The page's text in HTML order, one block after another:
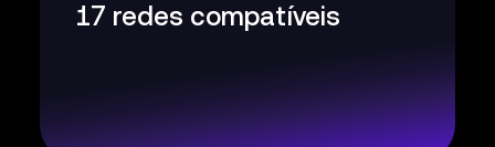
17 redes compatíveis